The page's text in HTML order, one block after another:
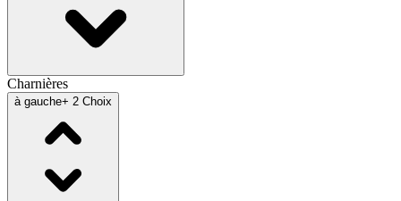
Charnières
à gauche+ 2 Choix